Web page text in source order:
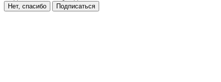
Нет, спасибо Подписаться